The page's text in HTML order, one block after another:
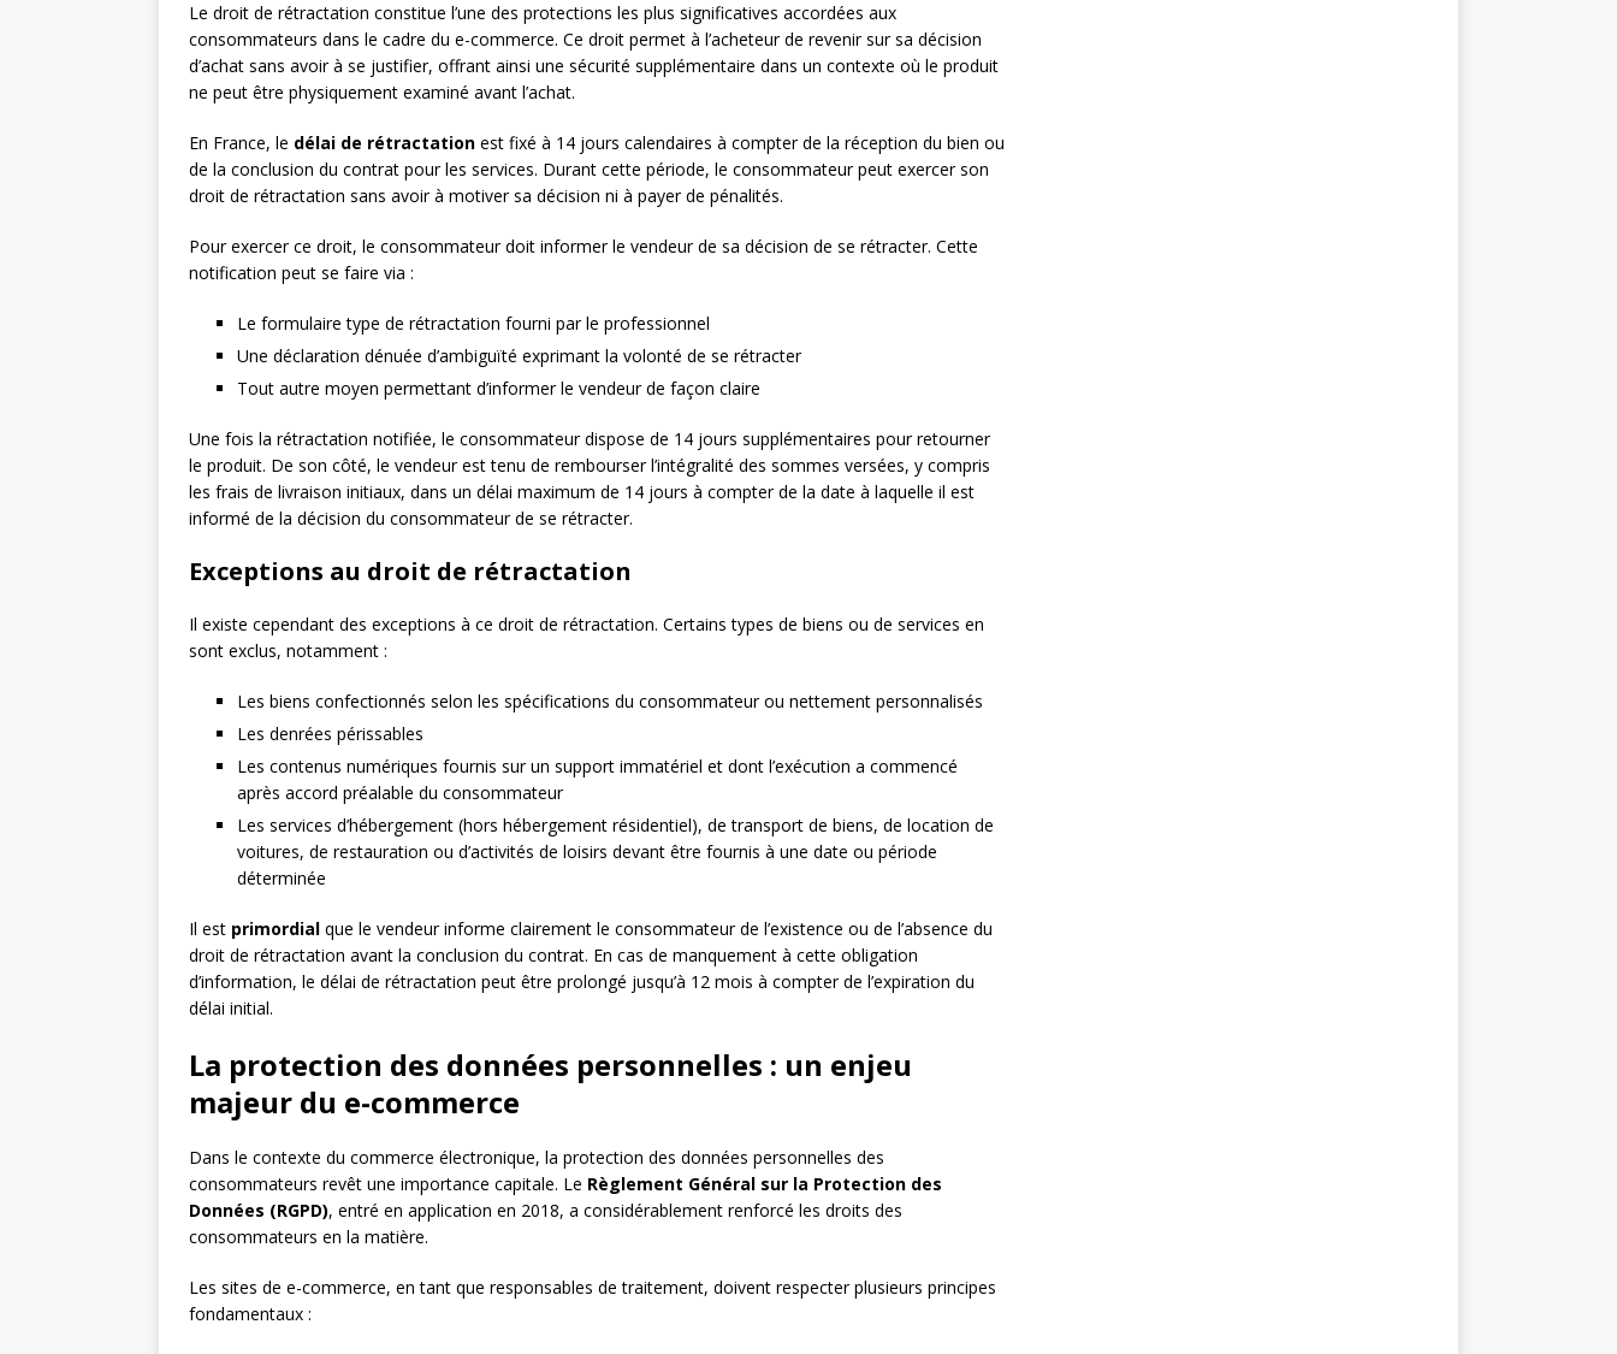
Le droit de rétractation constitue l’une des protections les plus significatives accordées aux
consommateurs dans le cadre du e-commerce. Ce droit permet à l’acheteur de revenir sur sa décision
d’achat sans avoir à se justifier, offrant ainsi une sécurité supplémentaire dans un contexte où le produit
ne peut être physiquement examiné avant l’achat.
En France, le délai de rétractation est fixé à 14 jours calendaires à compter de la réception du bien ou
de la conclusion du contrat pour les services. Durant cette période, le consommateur peut exercer son
droit de rétractation sans avoir à motiver sa décision ni à payer de pénalités.
Pour exercer ce droit, le consommateur doit informer le vendeur de sa décision de se rétracter. Cette
notification peut se faire via :
Le formulaire type de rétractation fourni par le professionnel
Une déclaration dénuée d’ambiguïté exprimant la volonté de se rétracter
Tout autre moyen permettant d’informer le vendeur de façon claire
Une fois la rétractation notifiée, le consommateur dispose de 14 jours supplémentaires pour retourner
le produit. De son côté, le vendeur est tenu de rembourser l’intégralité des sommes versées, y compris
les frais de livraison initiaux, dans un délai maximum de 14 jours à compter de la date à laquelle il est
informé de la décision du consommateur de se rétracter.
Exceptions au droit de rétractation
Il existe cependant des exceptions à ce droit de rétractation. Certains types de biens ou de services en
sont exclus, notamment :
Les biens confectionnés selon les spécifications du consommateur ou nettement personnalisés
Les denrées périssables
Les contenus numériques fournis sur un support immatériel et dont l’exécution a commencé
après accord préalable du consommateur
Les services d’hébergement (hors hébergement résidentiel), de transport de biens, de location de
voitures, de restauration ou d’activités de loisirs devant être fournis à une date ou période
déterminée
Il est primordial que le vendeur informe clairement le consommateur de l’existence ou de l’absence du
droit de rétractation avant la conclusion du contrat. En cas de manquement à cette obligation
d’information, le délai de rétractation peut être prolongé jusqu’à 12 mois à compter de l’expiration du
délai initial.
La protection des données personnelles : un enjeu
majeur du e-commerce
Dans le contexte du commerce électronique, la protection des données personnelles des
consommateurs revêt une importance capitale. Le Règlement Général sur la Protection des
Données (RGPD), entré en application en 2018, a considérablement renforcé les droits des
consommateurs en la matière.
Les sites de e-commerce, en tant que responsables de traitement, doivent respecter plusieurs principes
fondamentaux :